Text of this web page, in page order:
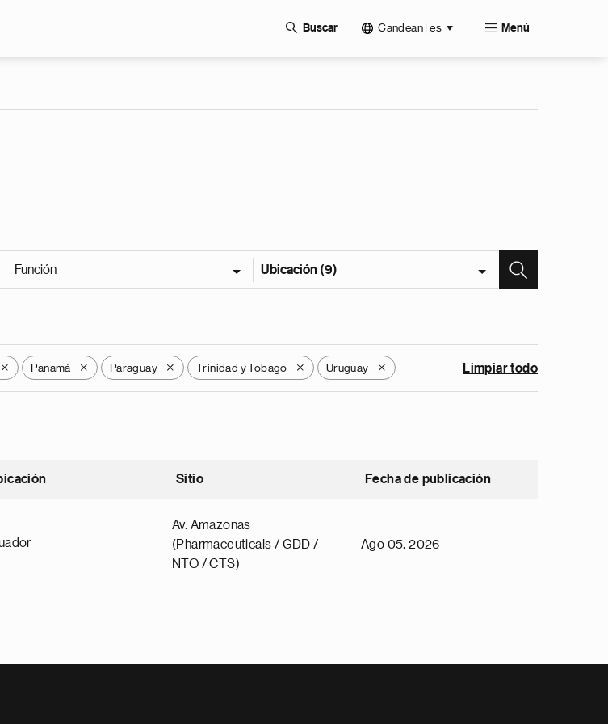
Buscar Candean | es Menú
Función Ubicación (9)
X Panamá X Paraguay X Trinidad y Tobago X Uruguay X Limpiar todo
Sitio Fecha de publicación
Av. Amazonas
(Pharmaceuticals / GDD /
NTO / CTS)
Ago 05, 2026